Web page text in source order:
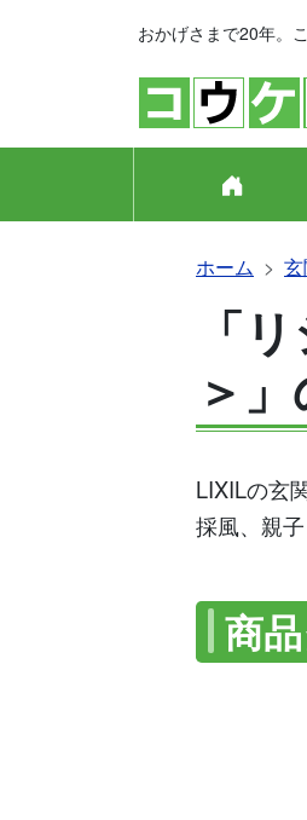
おかげさまで20年。
ホーム
「
＞
LIXILの玄
採風、親
商